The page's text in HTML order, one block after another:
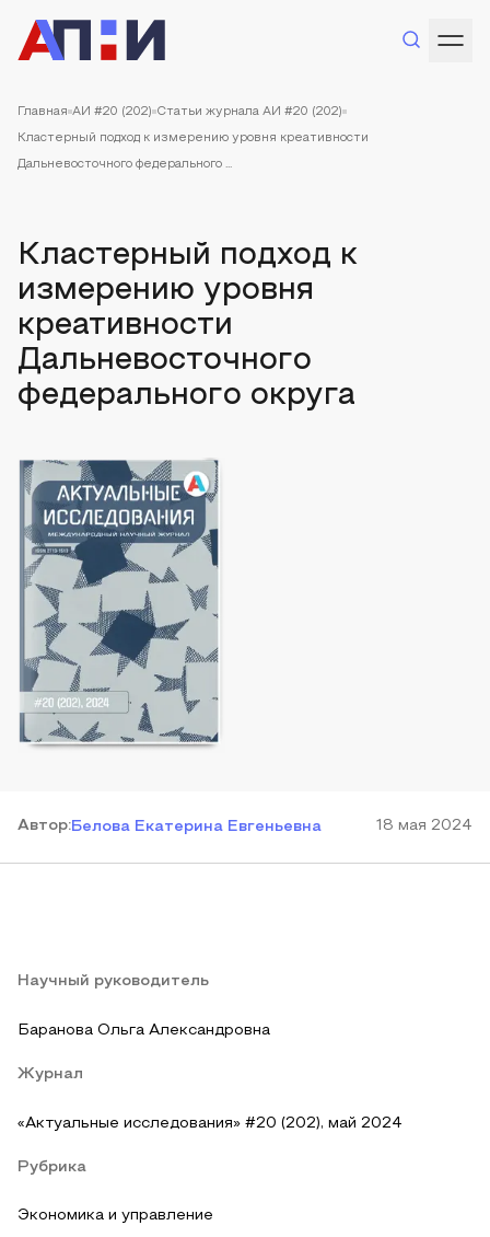
Главная АИ #20 (202) Статьи журнала АИ #20 (202)
Кластерный подход к измерению уровня креативности
Дальневосточного федерального ...
Кластерный подход к
измерению уровня
креативности
Дальневосточного
федерального округа
Автор:Белова Екатерина Евгеньевна 18 мая 2024
Научный руководитель
Баранова Ольга Александровна
Журнал
«Актуальные исследования» #20 (202), май 2024
Рубрика
Экономика и управление